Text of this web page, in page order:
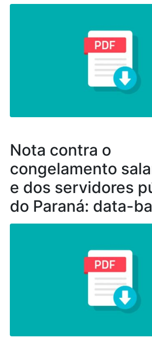
Nota contra o
congelamento
e dos servidores
do Paraná: data-